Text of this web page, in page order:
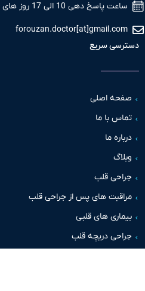
دهی 10 الی 17 روز های شنبه الی چهارشنبه
سریع
اصلی
با ما
ما
قلب
های پس از جراحی قلب
های قلبی
دریچه قلب